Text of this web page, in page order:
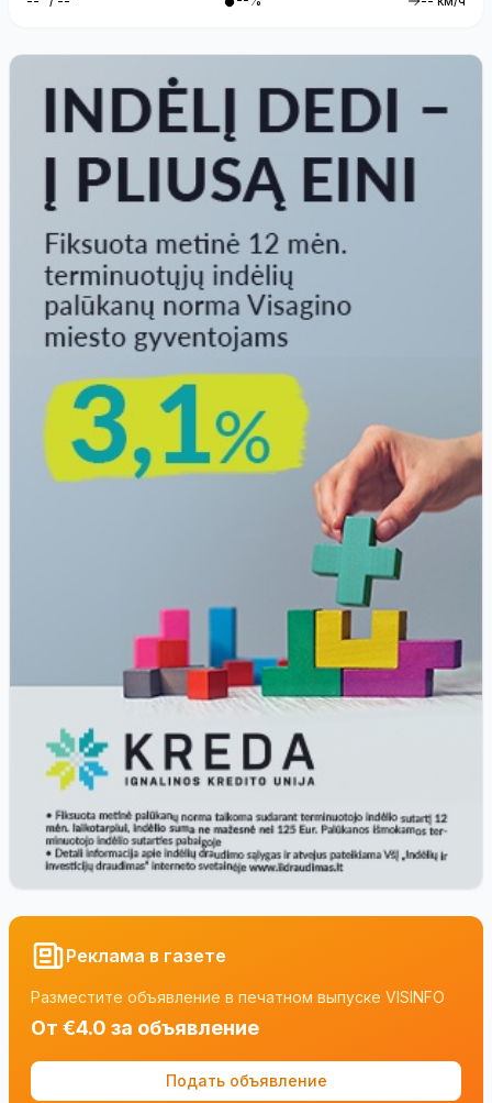
Реклама в газете
Разместите объявление в печатном выпуске VISINFO
От €4.0 за объявление
Подать объявление